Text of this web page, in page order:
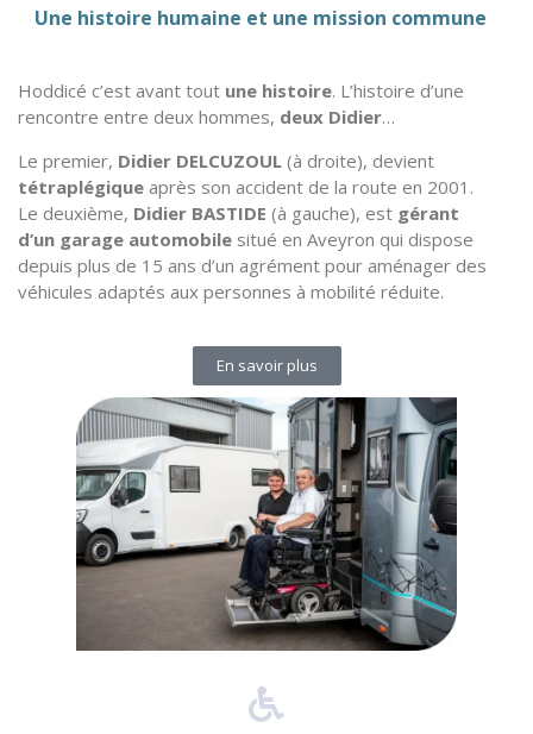
Une histoire humaine et une mission commune
Hoddicé c’est avant tout une histoire. L’histoire d’une
rencontre entre deux hommes, deux Didier…
Le premier, Didier DELCUZOUL (à droite), devient
tétraplégique après son accident de la route en 2001.
Le deuxième, Didier BASTIDE (à gauche), est gérant
d’un garage automobile situé en Aveyron qui dispose
depuis plus de 15 ans d’un agrément pour aménager des
véhicules adaptés aux personnes à mobilité réduite.
En savoir plus